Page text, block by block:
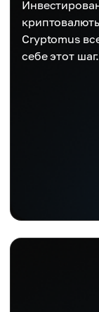
Cryptomus
себе этот шаг.